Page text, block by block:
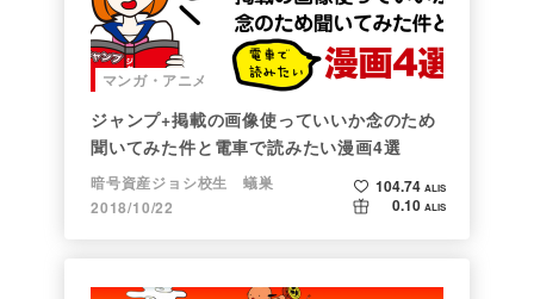
マンガ・アニメ
ジャンプ+掲載の画像使っていいか念のため
聞いてみた件と電車で読みたい漫画4選
暗号資産ジョシ校生 蟻巣
2018/10/22
104.74 ALIS
0.10 ALIS